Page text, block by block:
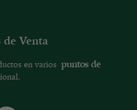
de Venta
en varios puntos de